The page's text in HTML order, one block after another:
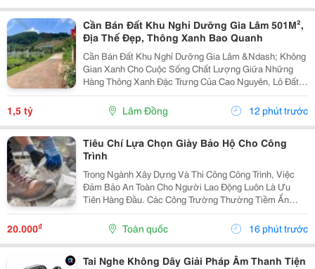
Cần Bán Đất Khu Nghỉ Dưỡng Gia Lâm 501M²,
Địa Thế Đẹp, Thông Xanh Bao Quanh
Cần Bán Đất Khu Nghỉ Dưỡng Gia Lâm &Ndash; Không
Gian Xanh Cho Cuộc Sống Chất Lượng Giữa Những
Hàng Thông Xanh Đặc Trưng Của Cao Nguyên, Lô Đất
501M&Sup2; Tại Khu Nghỉ Dưỡng Gia Lâm Mang Đến
Cảm Giác Bình Yên Ngay Từ Lần Đầu Ghé Thăm.
Không Khí Mát...
1,5 tỷ Lâm Đồng 12 phút trước
Tiêu Chí Lựa Chọn Giày Bảo Hộ Cho Công
Trình
Trong Ngành Xây Dựng Và Thi Công Công Trình, Việc
Đảm Bảo An Toàn Cho Người Lao Động Luôn Là Ưu
Tiên Hàng Đầu. Các Công Trường Thường Tiềm Ẩn
Nhiều Nguy Cơ Như Vật Rơi, Bề Mặt Trơn Trượt, Đinh
Nhọn, Vật Sắc Bén Hay Các Tác Động Cơ Học Khác.
Chính Vì...
20.000₫ Toàn quốc 16 phút trước
Tai Nghe Không Dây Giải Pháp Âm Thanh Tiện